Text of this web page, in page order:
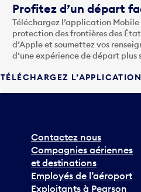
Profitez d’un départ
Téléchargez l’application
protection des frontières des
d’Apple et soumettez vos
d’une expérience de départ plus
TÉLÉCHARGEZ L’APPLICATION
Contactez nous
Compagnies aériennes
et destinations
Employés de l’aéroport
Exploitants à Pearson